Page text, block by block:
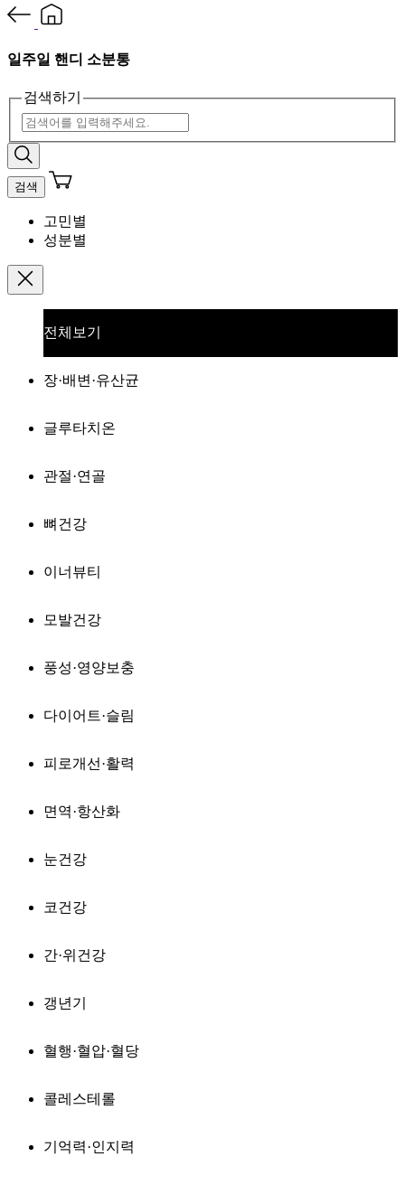
일주일 핸디 소분통
검색하기
검색
고민별
성분별
전체보기
장·배변·유산균
글루타치온
관절·연골
뼈건강
이너뷰티
모발건강
풍성·영양보충
다이어트·슬림
피로개선·활력
면역·항산화
눈건강
코건강
간·위건강
갱년기
혈행·혈압·혈당
콜레스테롤
기억력·인지력